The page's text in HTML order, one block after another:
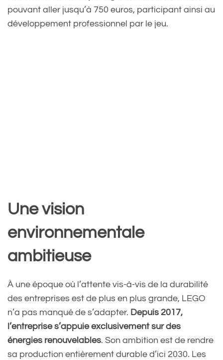
pouvant aller jusqu’à 750 euros, participant ainsi au
développement professionnel par le jeu.
Une vision
environnementale
ambitieuse
À une époque où l’attente vis-à-vis de la durabilité
des entreprises est de plus en plus grande, LEGO
n’a pas manqué de s’adapter. Depuis 2017,
l’entreprise s’appuie exclusivement sur des
énergies renouvelables. Son ambition est de rendre
sa production entièrement durable d’ici 2030. Les